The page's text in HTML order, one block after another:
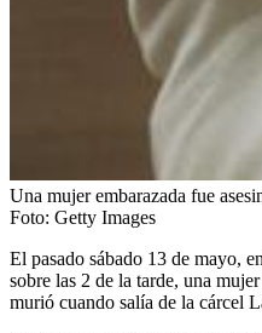
Una mujer embarazada fue
Foto: Getty Images
El pasado sábado 13 de mayo,
sobre las 2 de la tarde, una
murió cuando salía de la cárcel